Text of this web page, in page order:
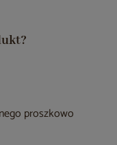
proszkowo